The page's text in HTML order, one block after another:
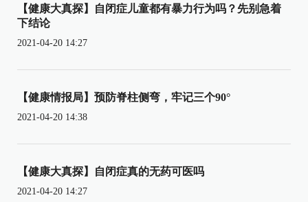
【健康大真探】自闭症儿童都有暴力行为吗？先别急着
下结论
2021-04-20 14:27
【健康情报局】预防脊柱侧弯，牢记三个90°
2021-04-20 14:38
【健康大真探】自闭症真的无药可医吗
2021-04-20 14:27